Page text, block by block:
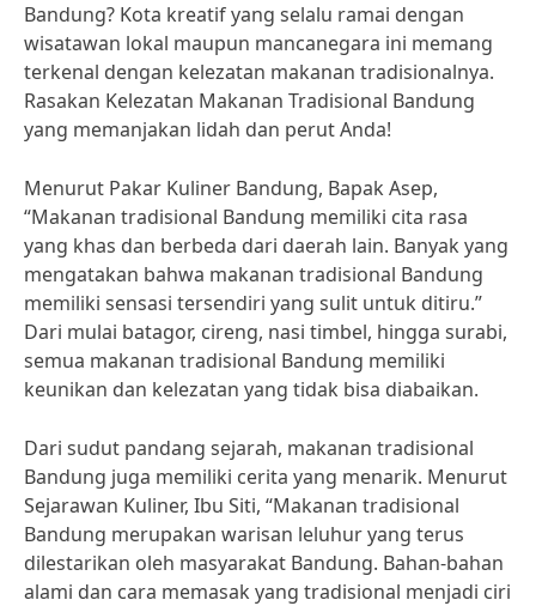
Bandung? Kota kreatif yang selalu ramai dengan
wisatawan lokal maupun mancanegara ini memang
terkenal dengan kelezatan makanan tradisionalnya.
Rasakan Kelezatan Makanan Tradisional Bandung
yang memanjakan lidah dan perut Anda!
Menurut Pakar Kuliner Bandung, Bapak Asep,
“Makanan tradisional Bandung memiliki cita rasa
yang khas dan berbeda dari daerah lain. Banyak yang
mengatakan bahwa makanan tradisional Bandung
memiliki sensasi tersendiri yang sulit untuk ditiru.”
Dari mulai batagor, cireng, nasi timbel, hingga surabi,
semua makanan tradisional Bandung memiliki
keunikan dan kelezatan yang tidak bisa diabaikan.
Dari sudut pandang sejarah, makanan tradisional
Bandung juga memiliki cerita yang menarik. Menurut
Sejarawan Kuliner, Ibu Siti, “Makanan tradisional
Bandung merupakan warisan leluhur yang terus
dilestarikan oleh masyarakat Bandung. Bahan-bahan
alami dan cara memasak yang tradisional menjadi ciri